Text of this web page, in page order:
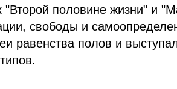
"Второй половине жизни" и
свободы и
равенства полов и